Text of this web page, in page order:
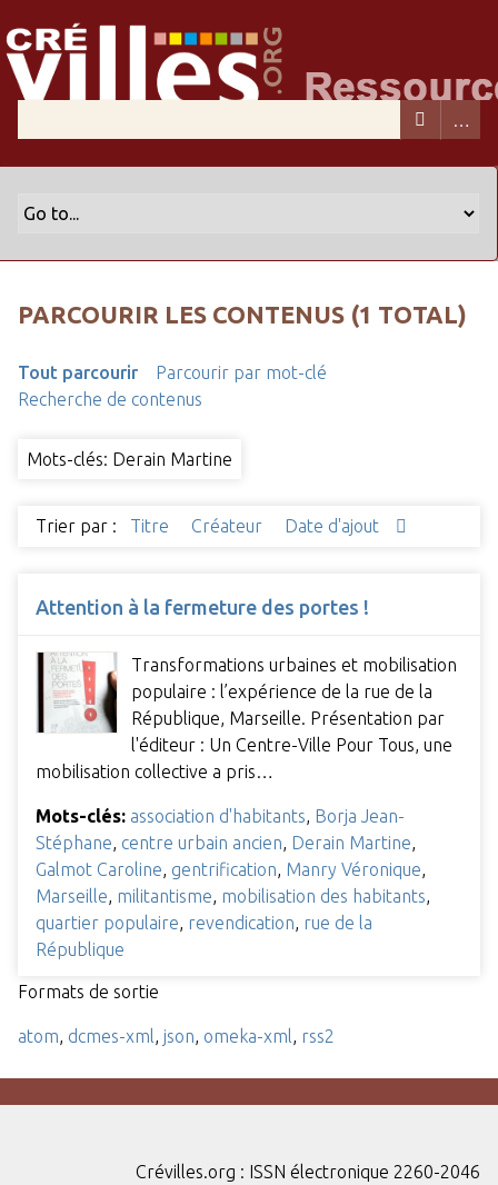
PARCOURIR LES CONTENUS (1 TOTAL)
Tout parcourir
Parcourir par mot-clé
Recherche de contenus
Mots-clés: Derain Martine
Trier par : Titre Créateur Date d'ajout
Attention à la fermeture des portes !
Transformations urbaines et mobilisation
populaire : l’expérience de la rue de la
République, Marseille. Présentation par
l'éditeur : Un Centre-Ville Pour Tous, une
mobilisation collective a pris…
Mots-clés: association d'habitants Borja Jean-
Stéphane centre urbain ancien Derain Martine
Galmot Caroline gentrification Manry Véronique
Marseille militantisme mobilisation des habitants
quartier populaire revendication rue de la
République
Formats de sortie
atom dcmes-xml json omeka-xml rss2
Crévilles.org : ISSN électronique 2260-2046